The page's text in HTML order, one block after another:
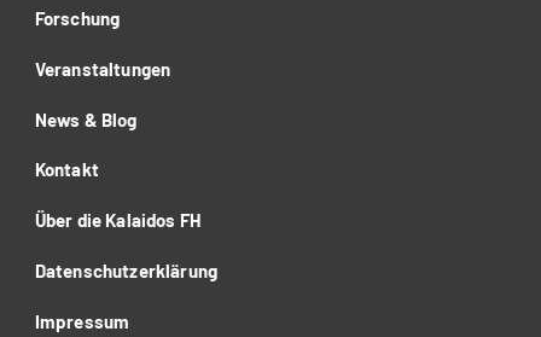
Forschung
Veranstaltungen
News & Blog
Kontakt
Über die Kalaidos FH
Datenschutzerklärung
Impressum